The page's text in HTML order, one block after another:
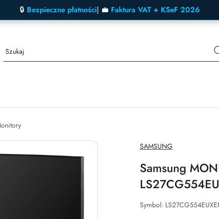
🔒 Bezpieczne płatności| 💼 Faktura VAT + KSeF 2026
NAZWA
PRODUCENTA:
SAMSUNG
Samsung
Symbol: